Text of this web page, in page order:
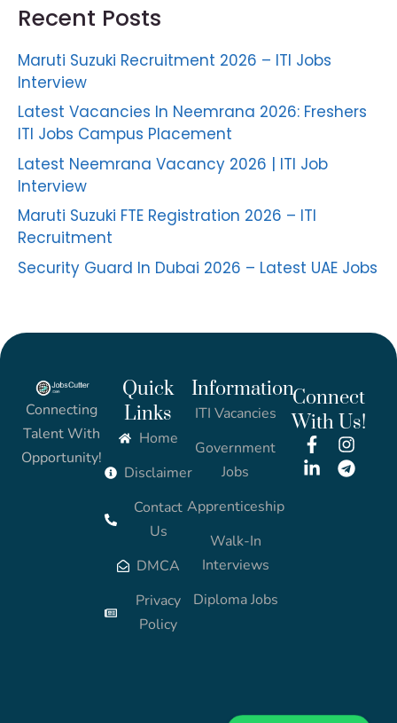
Recent Posts
Maruti Suzuki Recruitment 2026 – ITI Jobs
Interview
Latest Vacancies In Neemrana 2026: Freshers
ITI Jobs Campus Placement
Latest Neemrana Vacancy 2026 | ITI Job
Interview
Maruti Suzuki FTE Registration 2026 – ITI
Recruitment
Security Guard In Dubai 2026 – Latest UAE Jobs
Connecting
Talent With
Opportunity!
Quick
Links
Home
Disclaimer
Contact
Us
DMCA
Privacy
Policy
Information
ITI Vacancies
Government
Jobs
Apprenticeship
Walk-In
Interviews
Diploma Jobs
Connect
With Us!